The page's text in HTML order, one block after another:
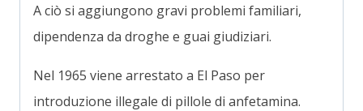
A ciò si aggiungono gravi problemi familiari,
dipendenza da droghe e guai giudiziari.
Nel 1965 viene arrestato a El Paso per
introduzione illegale di pillole di anfetamina.